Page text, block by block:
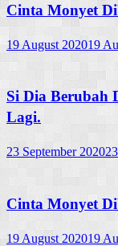
Cinta Monyet
19 August 202019
Si Dia Berubah
Lagi.
23 September 2020
Cinta Monyet
19 August 202019